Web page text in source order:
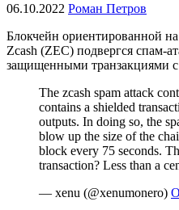
06.10.2022 Роман Петров
Блокчейн ориентированной
Zcash (ZEC) подвергся спам-
защищенными транзакциями
The zcash spam attack
contains a shielded
outputs. In doing so, the
blow up the size of the
block every 75 seconds.
transaction? Less than a
— xenu (@xenumonero)